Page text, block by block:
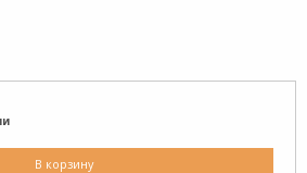
В корзину